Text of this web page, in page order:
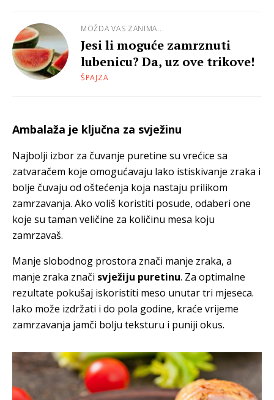
MOŽDA VAS ZANIMA...
Jesi li moguće zamrznuti
lubenicu? Da, uz ove trikove!
ŠPAJZA
Ambalaža je ključna za svježinu
Najbolji izbor za čuvanje puretine su vrećice sa
zatvaračem koje omogućavaju lako istiskivanje zraka i
bolje čuvaju od oštećenja koja nastaju prilikom
zamrzavanja. Ako voliš koristiti posude, odaberi one
koje su taman veličine za količinu mesa koju
zamrzavaš.
Manje slobodnog prostora znači manje zraka, a
manje zraka znači svježiju puretinu. Za optimalne
rezultate pokušaj iskoristiti meso unutar tri mjeseca.
Iako može izdržati i do pola godine, kraće vrijeme
zamrzavanja jamči bolju teksturu i puniji okus.